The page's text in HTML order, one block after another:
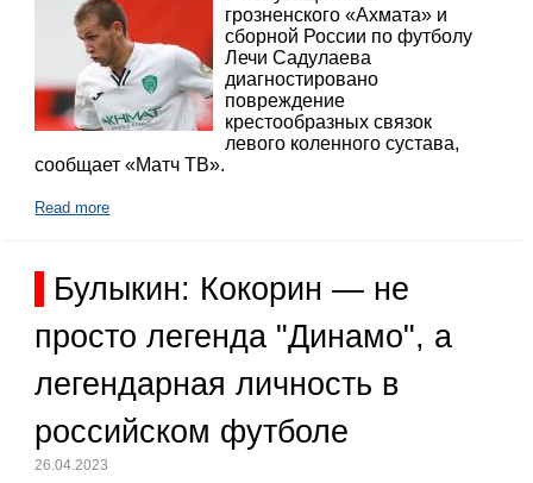
грозненского «Ахмата» и
сборной России по футболу
Лечи Садулаева
диагностировано
повреждение
крестообразных связок
левого коленного сустава,
сообщает «Матч ТВ».
Read more
Булыкин: Кокорин — не
просто легенда "Динамо", а
легендарная личность в
российском футболе
26.04.2023